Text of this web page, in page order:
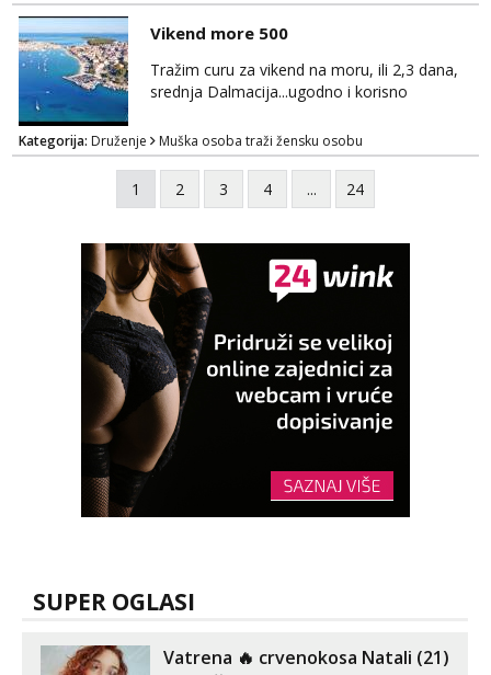
Vikend more 500
Tražim curu za vikend na moru, ili 2,3 dana,
srednja Dalmacija...ugodno i korisno
Kategorija: Druženje Muška osoba traži žensku osobu
1 2 3 4 ... 24
SUPER OGLASI
Vatrena ‎️‍🔥 crvenokosa Natali (21)